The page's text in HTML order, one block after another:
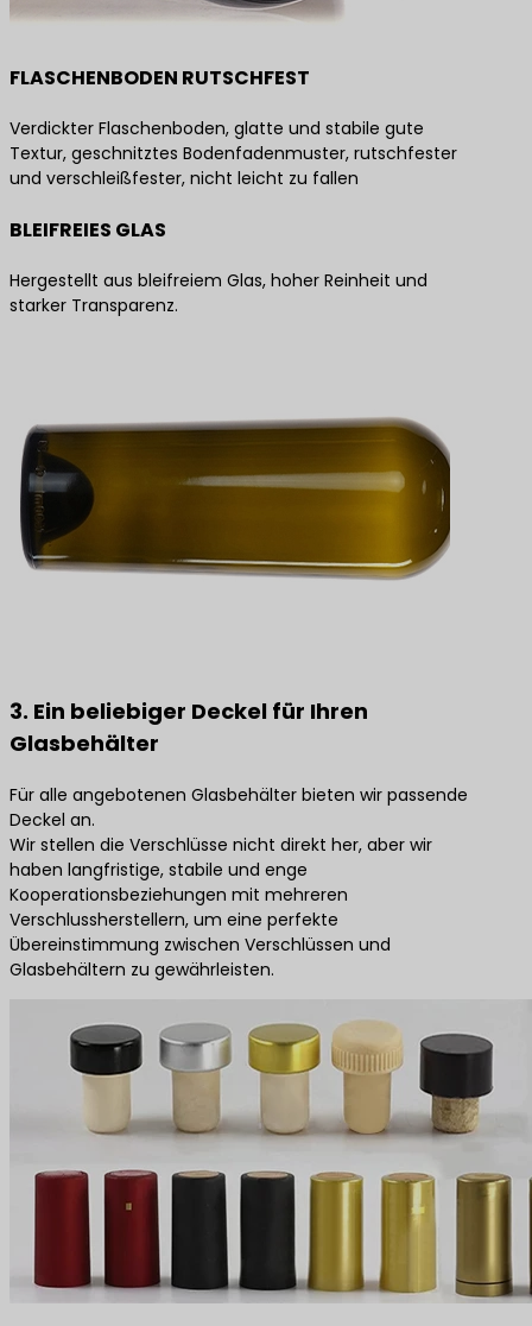
FLASCHENBODEN RUTSCHFEST
Verdickter Flaschenboden, glatte und stabile gute
Textur, geschnitztes Bodenfadenmuster, rutschfester
und verschleißfester, nicht leicht zu fallen
BLEIFREIES GLAS
Hergestellt aus bleifreiem Glas, hoher Reinheit und
starker Transparenz.
3. Ein beliebiger Deckel für Ihren
Glasbehälter
Für alle angebotenen Glasbehälter bieten wir passende
Deckel an.
Wir stellen die Verschlüsse nicht direkt her, aber wir
haben langfristige, stabile und enge
Kooperationsbeziehungen mit mehreren
Verschlussherstellern, um eine perfekte
Übereinstimmung zwischen Verschlüssen und
Glasbehältern zu gewährleisten.